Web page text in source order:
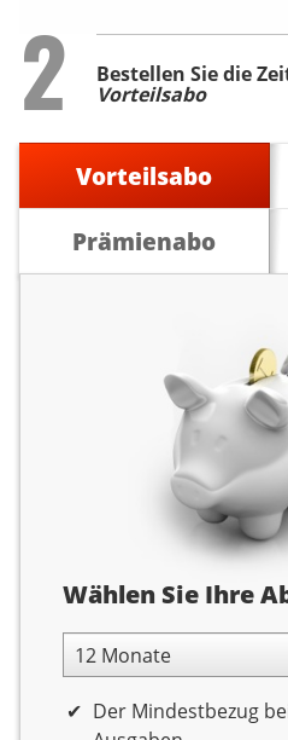
Step
2 Bestellen Sie die
Vorteilsabo
Vorteilsabo
Prämienabo
Abolaufzeit
Wählen Sie Ihre
12 Monate Laufzeit
Der Mindestbezug